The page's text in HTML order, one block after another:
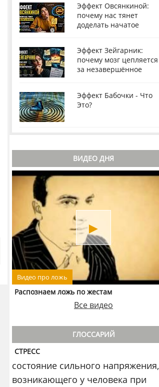
Эффект Овсянкиной:
почему нас тянет
доделать начатое
Эффект Зейгарник:
почему мозг цепляется
за незавершённое
Эффект Бабочки - Что
Это?
ВИДЕО ДНЯ
►
Видео про ложь
Распознаем ложь по жестам
Все видео
ГЛОССАРИЙ
СТРЕСС
состояние сильного напряжения,
возникающего у человека при